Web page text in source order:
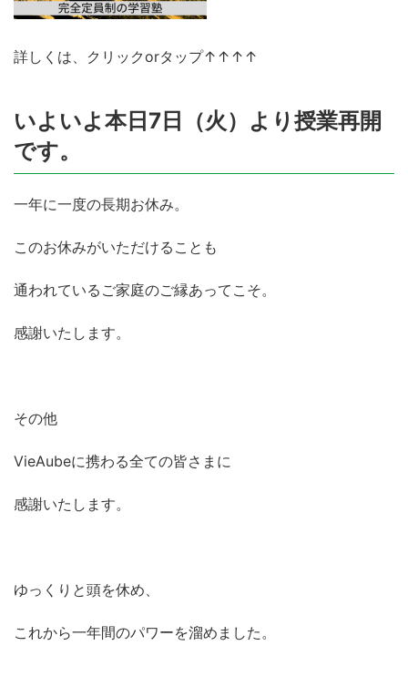
詳しくは、クリックorタップ↑↑↑↑
いよいよ本日7日（火）より授業再開
です。
一年に一度の長期お休み。
このお休みがいただけることも
通われているご家庭のご縁あってこそ。
感謝いたします。
その他
VieAubeに携わる全ての皆さまに
感謝いたします。
ゆっくりと頭を休め、
これから一年間のパワーを溜めました。